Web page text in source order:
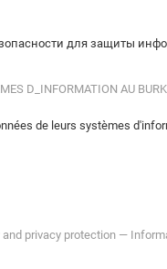
для защиты
D_INFORMATION AU
de leurs systèmes
privacy protection —